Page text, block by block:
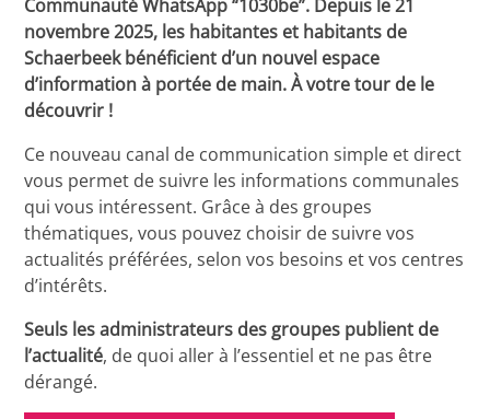
Communauté WhatsApp “1030be”. Depuis le 21
novembre 2025, les habitantes et habitants de
Schaerbeek bénéficient d’un nouvel espace
d’information à portée de main. À votre tour de le
découvrir !
Ce nouveau canal de communication simple et direct
vous permet de suivre les informations communales
qui vous intéressent. Grâce à des groupes
thématiques, vous pouvez choisir de suivre vos
actualités préférées, selon vos besoins et vos centres
d’intérêts.
Seuls les administrateurs des groupes publient de
l’actualité, de quoi aller à l’essentiel et ne pas être
dérangé.